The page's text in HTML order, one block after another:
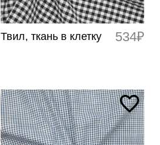
Твил, ткань в клетку 534₽